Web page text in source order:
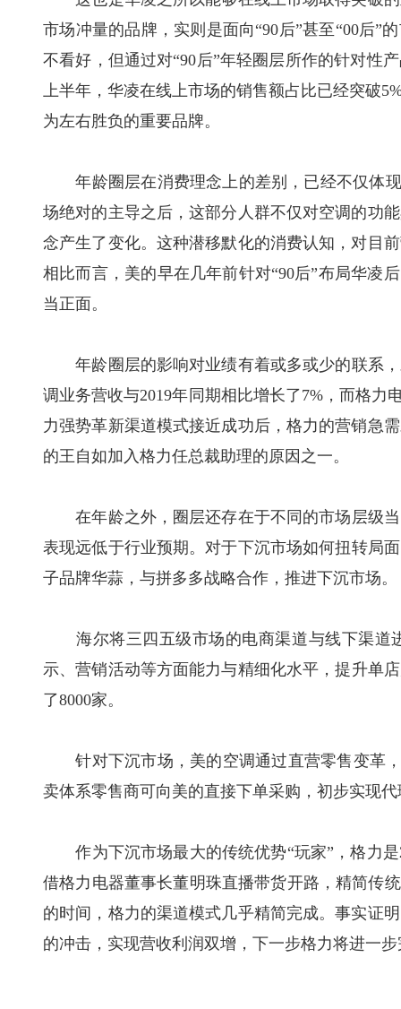
市场冲量的品牌，实则是面向“90后”甚至“00后”
不看好，但通过对“90后”年轻圈层所作的针对性
上半年，华凌在线上市场的销售额占比已经突破
为左右胜负的重要品牌。
年龄圈层在消费理念上的差别，已经不仅体现
场绝对的主导之后，这部分人群不仅对空调的功
念产生了变化。这种潜移默化的消费认知，对目
相比而言，美的早在几年前针对“90后”布局华凌
当正面。
年龄圈层的影响对业绩有着或多或少的联系，
调业务营收与2019年同期相比增长了7%，而格力
力强势革新渠道模式接近成功后，格力的营销急
的王自如加入格力任总裁助理的原因之一。
在年龄之外，圈层还存在于不同的市场层级当
表现远低于行业预期。对于下沉市场如何扭转局
子品牌华蒜，与拼多多战略合作，推进下沉市场。
海尔将三四五级市场的电商渠道与线下渠道
示、营销活动等方面能力与精细化水平，提升单
了8000家。
针对下沉市场，美的空调通过直营零售变革，
卖体系零售商可向美的直接下单采购，初步实现
作为下沉市场最大的传统优势“玩家”，格力是
借格力电器董事长董明珠直播带货开路，精简传
的时间，格力的渠道模式几乎精简完成。事实证
的冲击，实现营收利润双增，下一步格力将进一